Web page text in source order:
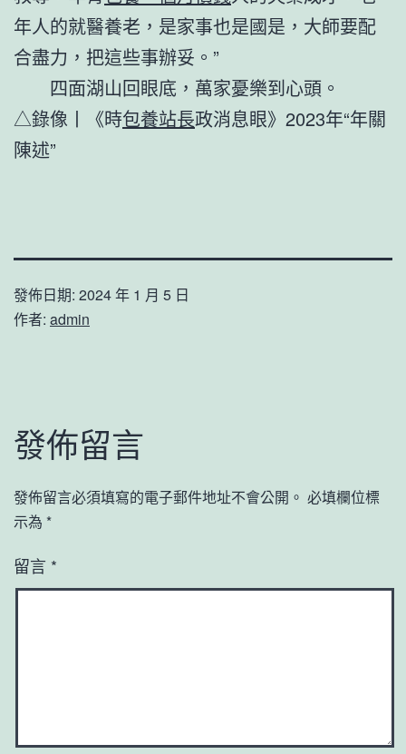
年人的就醫養老，是家事也是國是，大師要配
合盡力，把這些事辦妥。”
四面湖山回眼底，萬家憂樂到心頭。
△錄像丨《時包養站長政消息眼》2023年“年關
陳述”
發佈日期: 2024 年 1 月 5 日
作者: admin
發佈留言
發佈留言必須填寫的電子郵件地址不會公開。 必填欄位標
示為 *
留言 *